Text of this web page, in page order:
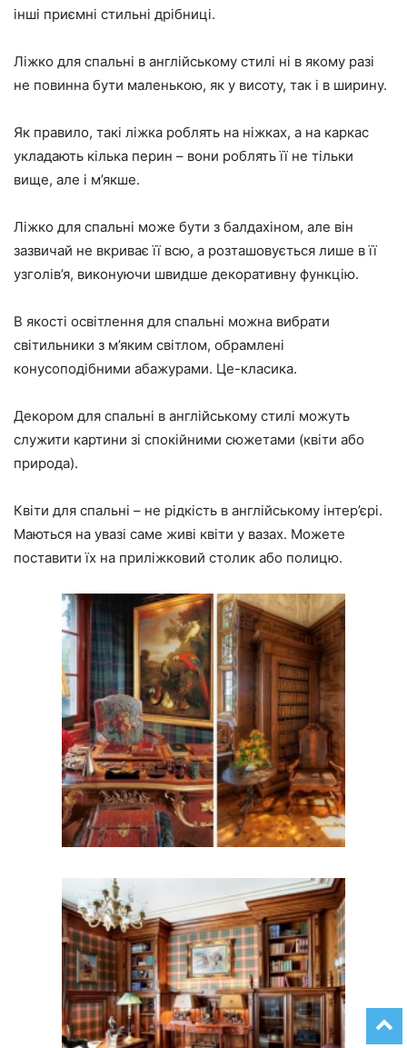
інші приємні стильні дрібниці.
Ліжко для спальні в англійському стилі ні в якому разі
не повинна бути маленькою, як у висоту, так і в ширину.
Як правило, такі ліжка роблять на ніжках, а на каркас
укладають кілька перин – вони роблять її не тільки
вище, але і м’якше.
Ліжко для спальні може бути з балдахіном, але він
зазвичай не вкриває її всю, а розташовується лише в її
узголів’я, виконуючи швидше декоративну функцію.
В якості освітлення для спальні можна вибрати
світильники з м’яким світлом, обрамлені
конусоподібними абажурами. Це-класика.
Декором для спальні в англійському стилі можуть
служити картини зі спокійними сюжетами (квіти або
природа).
Квіти для спальні – не рідкість в англійському інтер’єрі.
Маються на увазі саме живі квіти у вазах. Можете
поставити їх на приліжковий столик або полицю.